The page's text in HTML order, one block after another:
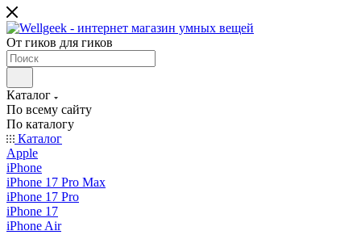
От гиков для гиков
Каталог
По всему сайту
По каталогу
Каталог
Apple
iPhone
iPhone 17 Pro Max
iPhone 17 Pro
iPhone 17
iPhone Air